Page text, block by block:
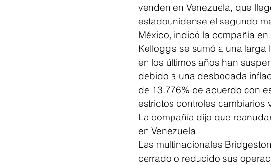
venden en Venezuela, que
estadounidense el segundo
México, indicó la compañía
Kellogg’s se sumó a una
en los últimos años han
debido a una desbocada
de 13.776% de acuerdo con
estrictos controles cambiarios
La compañía dijo que
en Venezuela.
Las multinacionales
cerrado o reducido sus